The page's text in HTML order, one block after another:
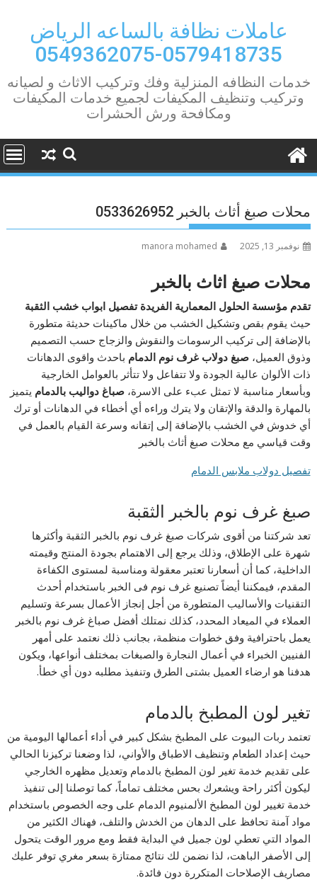
contentعاملات نظافة بالساعه الرياض
0579418735-0549362075
خدمات النظافه المنزلية وفك وتركيب الاثاث و لصيانه
وتركيب وتنظيف المكيفات لجميع خدمات المكيفات
ومكافحة ورش الحشرات
محلات صبغ أثاث بالخبر 0533626952
نوفمبر 13, 2025 manora mohamed
محلات صبغ اثاث بالخبر
تقدم مؤسسة الحلول المعمارية الفريدة تفصيل ابواب خشب الثقبة
حيث يقوم بقص وتشكيل الخشب من خلال ماكينات حديثة متطورة
بالإضافة إلى تركيب الرسومات والنقوش والزجاج حسب التصميم
وذوق العميل،صبغ دولاب غرف نوم الدمام باحدث واقوى الدهانات
ذات الألوان عالية الجودة ولا تتفاعل ولا تتأثر بالعوامل الخارجية
وبأسعار مناسبة لا تمثل عبء على الاسرة،صباغ دواليب بالدمام يتميز
بالمهارة والدقة والإتقان ولا يترك وراءه أي أخطاء في الدهانات أو ترك
أي خدوش في الخشب بالإضافة إلى إتقانه وسرعة القيام بالعمل في
وقت قياسي مع محلات صبغ أثاث بالخبر
تفصيل دولاب ملابس الدمام
صبغ غرف نوم بالخبر الثقبة
تعد شركتنا من أقوى شركات صبغ غرف نوم بالخبر الثقبة وأكثرها
شهرة على الإطلاق، وذلك يرجع إلى الاهتمام بجودة المنتج وقيمته
الداخلية، كما أن أسعارنا تعتبر معقولة ومناسبة لمستوى الكفاءة
المقدم، فيمكننا أيضاً تصنيع غرف نوم فى الخبر باستخدام أحدث
التقنيات والأساليب المتطورة من أجل إنجاز الأعمال بسرعة وتسليم
العملاء في الميعاد المحدد، كذلك نمتلك أفضل صباغ غرف نوم بالخبر
يعمل باحترافية وفق خطوات منظمة، بجانب ذلك نعتمد على أمهر
الفنيين الخبراء في أعمال النجارة والصبغات بمختلف أنواعها، ويكون
هدفنا هو ارضاء العميل بشتى الطرق وتنفيذ مطلبه دون أي خطأ.
تغير لون المطبخ بالدمام
تعتمد ربات البيوت على المطبخ بشكل كبير في أداء أعمالها اليومية من
حيث إعداد الطعام وتنظيف الاطباق والأواني، لذا وضعنا تركيزنا الحالي
على تقديم خدمة تغير لون المطبخ بالدمام وتعديل مظهره الخارجي
ليكون أكثر راحة ويشعرك بحس مختلف تماماً، كما توصلنا إلى تنفيذ
خدمة تغيير لون المطبخ الألمنيوم الدمام على وجه الخصوص باستخدام
مواد آمنة تحافظ على الدهان من الخدش والتلف، فهناك الكثير من
المواد التي تعطي لون جميل في البداية فقط ومع مرور الوقت يتحول
إلى الأصفر الباهت، لذا نضمن لك نتائج ممتازة بسعر مغري توفر عليك
مصاريف الإصلاحات المتكررة دون فائدة.